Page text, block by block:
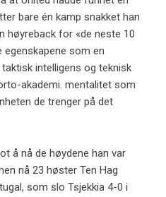
bare én kamp snakket han
høyreback for «de neste 10
egenskapene som en
intelligens og teknisk
akademi. mentalitet som
de trenger på det
å nå de høydene han var
nå 23 høster Ten Hag
som slo Tsjekkia 4-0 i